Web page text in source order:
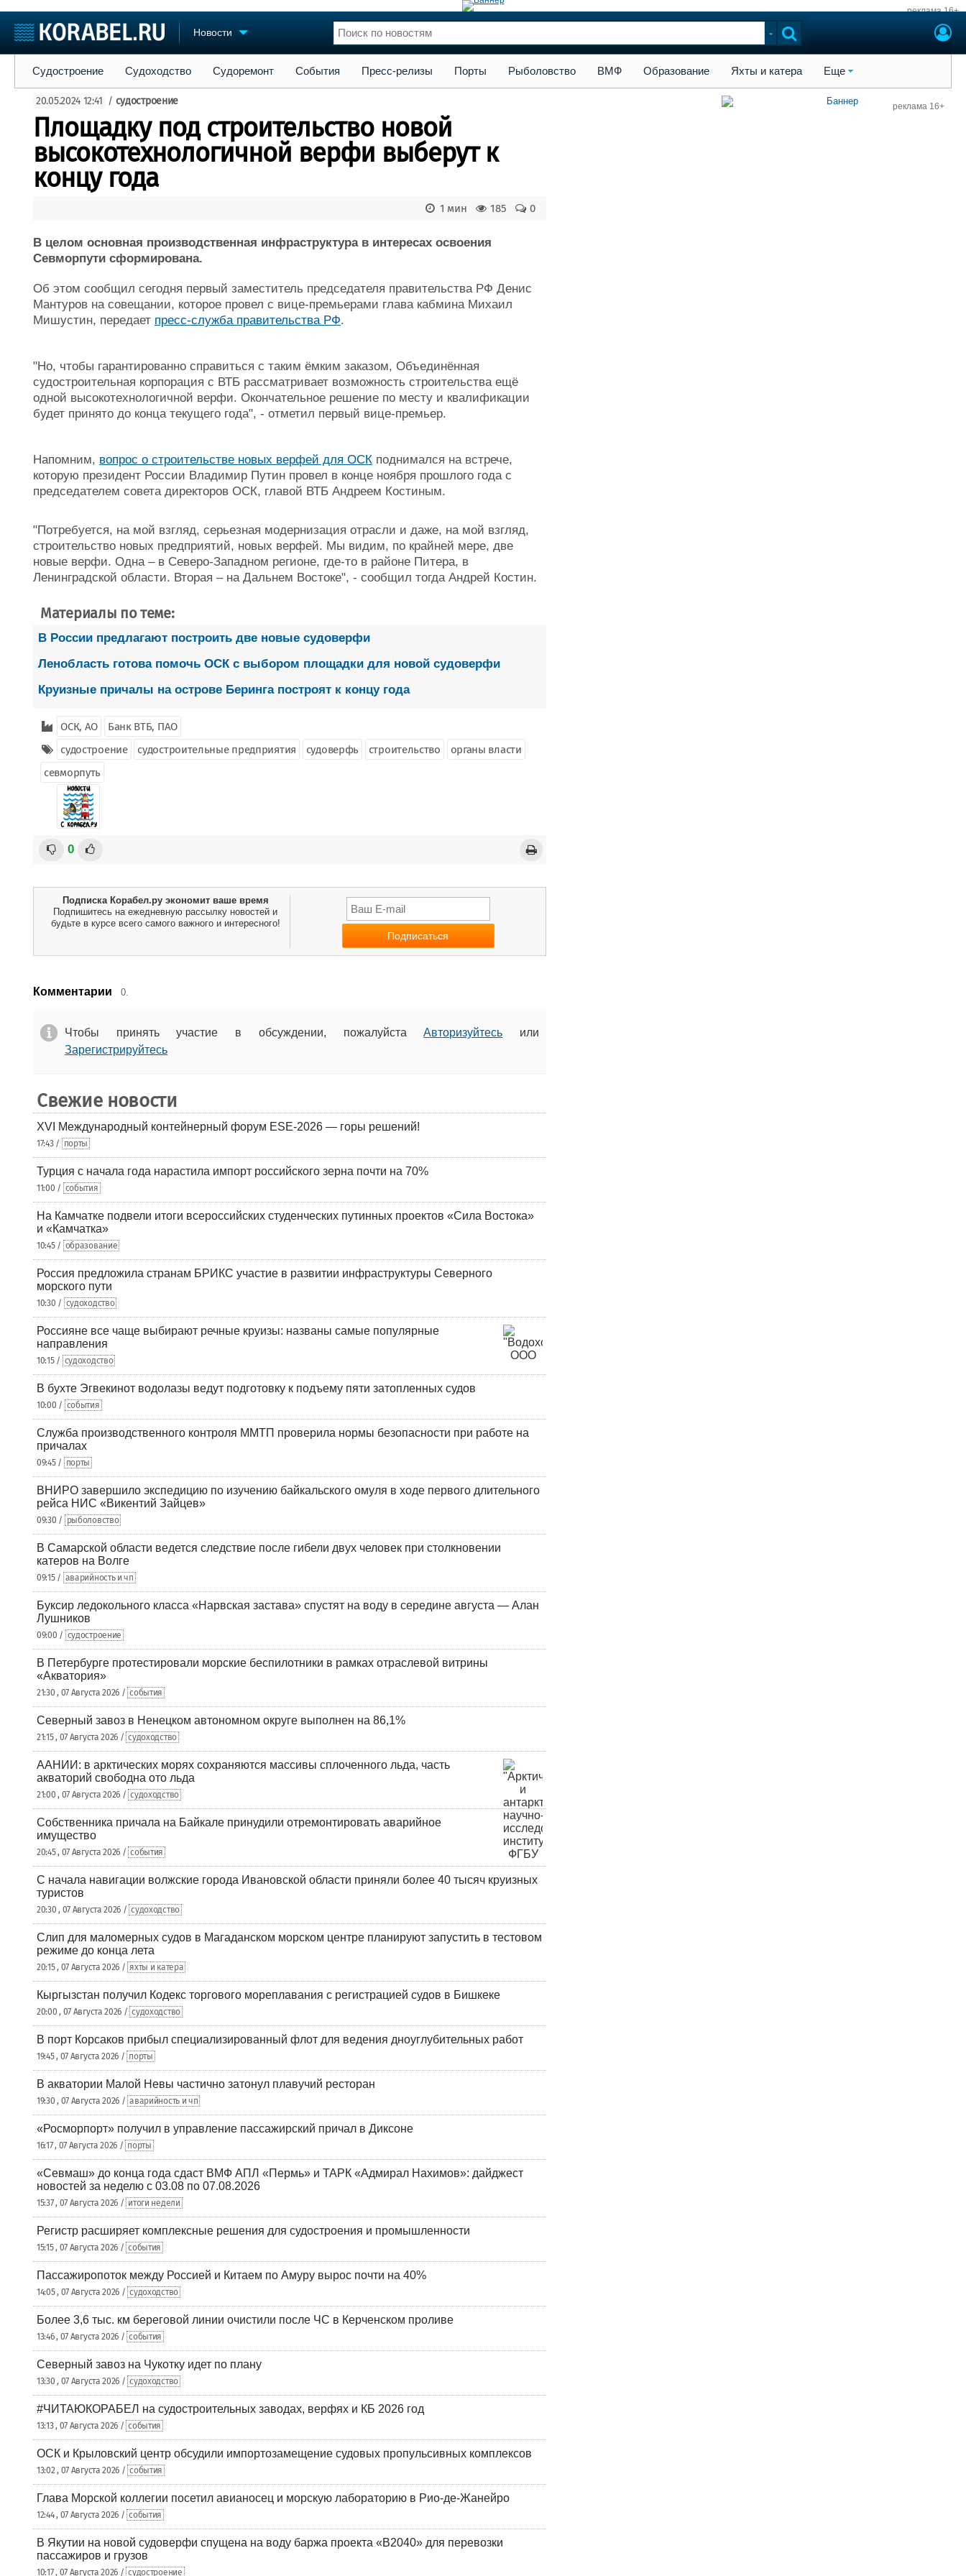
реклама 16+
Новости
Судостроение
Пульс
Новости
Репутация
Работа
Торговая площадка
Доска объявлений
Продажа флота
Оборудование
Изделия
Материалы
Услуги
Конференции
Личности
Словарь
Флот
Форум
Все службы
Судостроение Судоходство Судоремонт События Пресс-релизы Порты Рыболовство ВМФ Образование Яхты и катера Еще
20.05.2024 12:41 / судостроение
Площадку под строительство новой
высокотехнологичной верфи выберут к
концу года
0
185
1 мин
В целом основная производственная инфраструктура в интересах освоения
Севморпути сформирована.
Об этом сообщил сегодня первый заместитель председателя правительства РФ Денис
Мантуров на совещании, которое провел с вице-премьерами глава кабмина Михаил
Мишустин, передает пресс-служба правительства РФ.
"Но, чтобы гарантированно справиться с таким ёмким заказом, Объединённая
судостроительная корпорация с ВТБ рассматривает возможность строительства ещё
одной высокотехнологичной верфи. Окончательное решение по месту и квалификации
будет принято до конца текущего года", - отметил первый вице-премьер.
Напомним, вопрос о строительстве новых верфей для ОСК поднимался на встрече,
которую президент России Владимир Путин провел в конце ноября прошлого года с
председателем совета директоров ОСК, главой ВТБ Андреем Костиным.
"Потребуется, на мой взгляд, серьезная модернизация отрасли и даже, на мой взгляд,
строительство новых предприятий, новых верфей. Мы видим, по крайней мере, две
новые верфи. Одна – в Северо-Западном регионе, где-то в районе Питера, в
Ленинградской области. Вторая – на Дальнем Востоке", - сообщил тогда Андрей Костин.
Материалы по теме:
В России предлагают построить две новые судоверфи
Ленобласть готова помочь ОСК с выбором площадки для новой судоверфи
Круизные причалы на острове Беринга построят к концу года
ОСК, АО
Банк ВТБ, ПАО
судостроение
судостроительные предприятия судоверфь строительство
органы власти
севморпуть
0
Подписка Корабел.ру экономит ваше время
Подпишитесь на ежедневную рассылку новостей и
будьте в курсе всего самого важного и интересного!
Комментарии 0.
Чтобы принять участие в обсуждении, пожалуйстаАвторизуйтесь или
Зарегистрируйтесь
Свежие новости
XVI Международный контейнерный форум ESE-2026 — горы решений!
17:43 / порты
Турция с начала года нарастила импорт российского зерна почти на 70%
11:00 / события
На Камчатке подвели итоги всероссийских студенческих путинных проектов «Сила Востока»
и «Камчатка»
10:45 / образование
Россия предложила странам БРИКС участие в развитии инфраструктуры Северного
морского пути
10:30 / судоходство
Россияне все чаще выбирают речные круизы: названы самые популярные
направления
10:15 / судоходство
В бухте Эгвекинот водолазы ведут подготовку к подъему пяти затопленных судов
10:00 / события
Служба производственного контроля ММТП проверила нормы безопасности при работе на
причалах
09:45 / порты
ВНИРО завершило экспедицию по изучению байкальского омуля в ходе первого длительного
рейса НИС «Викентий Зайцев»
09:30 / рыболовство
В Самарской области ведется следствие после гибели двух человек при столкновении
катеров на Волге
09:15 / аварийность и чп
Буксир ледокольного класса «Нарвская застава» спустят на воду в середине августа — Алан
Лушников
09:00 / судостроение
В Петербурге протестировали морские беспилотники в рамках отраслевой витрины
«Акватория»
21:30 , 07 Августа 2026 / события
Северный завоз в Ненецком автономном округе выполнен на 86,1%
21:15 , 07 Августа 2026 / судоходство
ААНИИ: в арктических морях сохраняются массивы сплоченного льда, часть
акваторий свободна ото льда
21:00 , 07 Августа 2026 / судоходство
Собственника причала на Байкале принудили отремонтировать аварийное
имущество
20:45 , 07 Августа 2026 / события
С начала навигации волжские города Ивановской области приняли более 40 тысяч круизных
туристов
20:30 , 07 Августа 2026 / судоходство
Слип для маломерных судов в Магаданском морском центре планируют запустить в тестовом
режиме до конца лета
20:15 , 07 Августа 2026 / яхты и катера
Кыргызстан получил Кодекс торгового мореплавания с регистрацией судов в Бишкеке
20:00 , 07 Августа 2026 / судоходство
В порт Корсаков прибыл специализированный флот для ведения дноуглубительных работ
19:45 , 07 Августа 2026 / порты
В акватории Малой Невы частично затонул плавучий ресторан
19:30 , 07 Августа 2026 / аварийность и чп
«Росморпорт» получил в управление пассажирский причал в Диксоне
16:17 , 07 Августа 2026 / порты
«Севмаш» до конца года сдаст ВМФ АПЛ «Пермь» и ТАРК «Адмирал Нахимов»: дайджест
новостей за неделю с 03.08 по 07.08.2026
15:37 , 07 Августа 2026 / итоги недели
Регистр расширяет комплексные решения для судостроения и промышленности
15:15 , 07 Августа 2026 / события
Пассажиропоток между Россией и Китаем по Амуру вырос почти на 40%
14:05 , 07 Августа 2026 / судоходство
Более 3,6 тыс. км береговой линии очистили после ЧС в Керченском проливе
13:46 , 07 Августа 2026 / события
Северный завоз на Чукотку идет по плану
13:30 , 07 Августа 2026 / судоходство
#ЧИТАЮКОРАБЕЛ на судостроительных заводах, верфях и КБ 2026 год
13:13 , 07 Августа 2026 / события
ОСК и Крыловский центр обсудили импортозамещение судовых пропульсивных комплексов
13:02 , 07 Августа 2026 / события
Глава Морской коллегии посетил авианосец и морскую лабораторию в Рио-де-Жанейро
12:44 , 07 Августа 2026 / события
В Якутии на новой судоверфи спущена на воду баржа проекта «В2040» для перевозки
пассажиров и грузов
10:17 , 07 Августа 2026 / судостроение
реклама 16+